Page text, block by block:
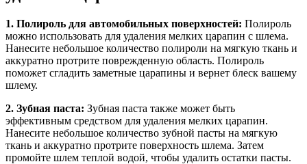
1. Полироль для автомобильных поверхностей: Полироль
можно использовать для удаления мелких царапин с шлема.
Нанесите небольшое количество полироли на мягкую ткань и
аккуратно протрите поврежденную область. Полироль
поможет сгладить заметные царапины и вернет блеск вашему
шлему.
2. Зубная паста: Зубная паста также может быть
эффективным средством для удаления мелких царапин.
Нанесите небольшое количество зубной пасты на мягкую
ткань и аккуратно протрите поверхность шлема. Затем
промойте шлем теплой водой, чтобы удалить остатки пасты.